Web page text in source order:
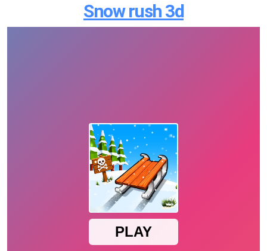
Snow rush 3d